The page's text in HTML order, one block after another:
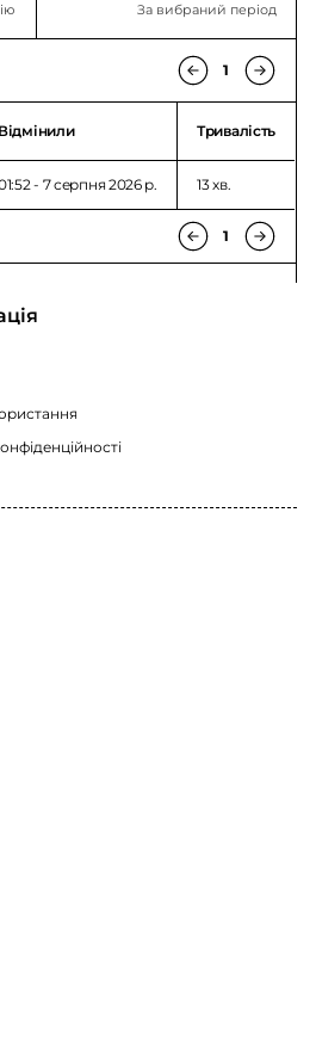
За вибраний період
1
Відмінили Тривалість
- 7 серпня 2026 p. 13 хв.
1